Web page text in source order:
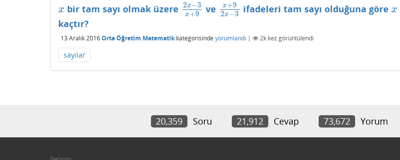
x
x bir tam sayı olmak üzere 2x−3
x+9
2x−3x +9
ve x+9
2x−3
x+92x −3
ifadeleri tam sayı olduğuna görex
x
kaçtır?
13 Aralık 2016Orta Öğretim Matematikkategorisinde yorumlandı | 2k kez görüntülendi
sayılar
20,359 Soru 21,912 Cevap 73,672 Yorum